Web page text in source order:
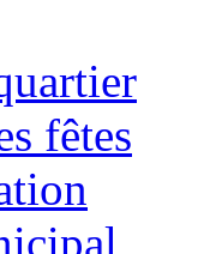
fêtes